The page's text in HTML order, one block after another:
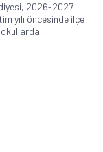
2026-2027
yılı öncesinde ilçe